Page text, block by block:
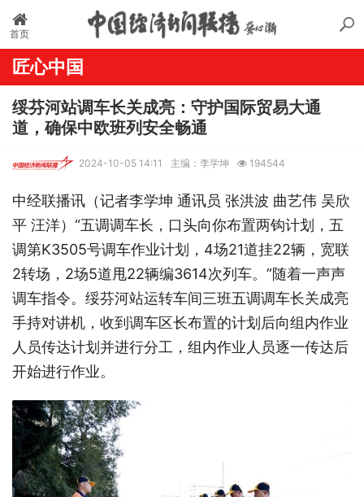
首页
匠心中国
绥芬河站调车长关成亮：守护国际贸易大通
道，确保中欧班列安全畅通
2024-10-05 14:11 主编：李学坤 194544
中经联播讯（记者李学坤 通讯员 张洪波 曲艺伟 吴欣
平 汪洋）“五调调车长，口头向你布置两钩计划，五
调第K3505号调车作业计划，4场21道挂22辆，宽联
2转场，2场5道甩22辆编3614次列车。”随着一声声
调车指令。绥芬河站运转车间三班五调调车长关成亮
手持对讲机，收到调车区长布置的计划后向组内作业
人员传达计划并进行分工，组内作业人员逐一传达后
开始进行作业。